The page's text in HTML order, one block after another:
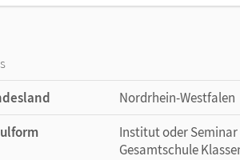
Nordrhein-Westfalen
Institut oder Seminar
Gesamtschule